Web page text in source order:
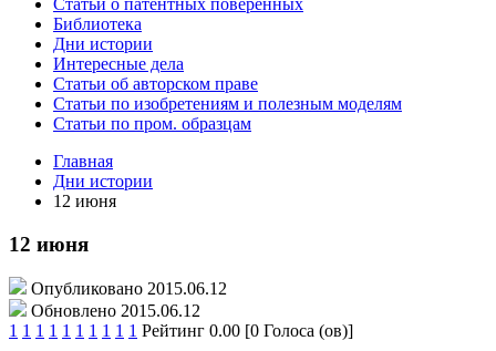
Статьи о патентных поверенных
Библиотека
Дни истории
Интересные дела
Статьи об авторском праве
Статьи по изобретениям и полезным моделям
Статьи по пром. образцам
Главная
Дни истории
12 июня
12 июня
Опубликовано 2015.06.12
Обновлено 2015.06.12
1 1 1 1 1 1 1 1 1 1 Рейтинг 0.00 [0 Голоса (ов)]